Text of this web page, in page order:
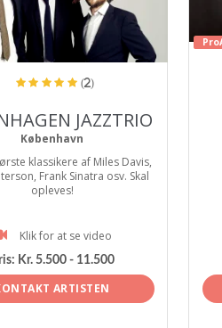
(2)
JAZZTRIO
København
klassikere af Miles Davis,
Frank Sinatra osv. Skal
opleves!
Klik for at se video
Kr. 5.500 - 11.500
ARTISTEN